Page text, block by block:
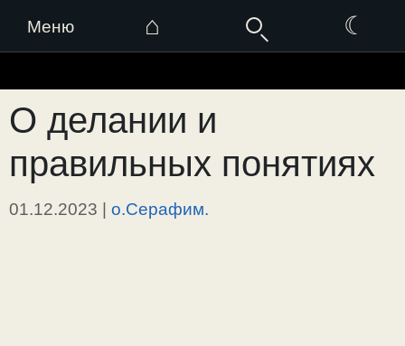
Меню ⌂ ☾
к
содержимому
О делании и
правильных понятиях
01.12.2023 | о.Серафим.